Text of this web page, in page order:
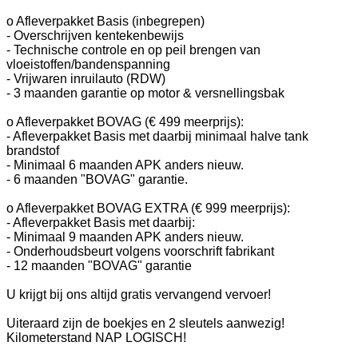
o Afleverpakket Basis (inbegrepen)
- Overschrijven kentekenbewijs
- Technische controle en op peil brengen van
vloeistoffen/bandenspanning
- Vrijwaren inruilauto (RDW)
- 3 maanden garantie op motor & versnellingsbak
o Afleverpakket BOVAG (€ 499 meerprijs):
- Afleverpakket Basis met daarbij minimaal halve tank
brandstof
- Minimaal 6 maanden APK anders nieuw.
- 6 maanden "BOVAG" garantie.
o Afleverpakket BOVAG EXTRA (€ 999 meerprijs):
- Afleverpakket Basis met daarbij:
- Minimaal 9 maanden APK anders nieuw.
- Onderhoudsbeurt volgens voorschrift fabrikant
- 12 maanden "BOVAG" garantie
U krijgt bij ons altijd gratis vervangend vervoer!
Uiteraard zijn de boekjes en 2 sleutels aanwezig!
Kilometerstand NAP LOGISCH!